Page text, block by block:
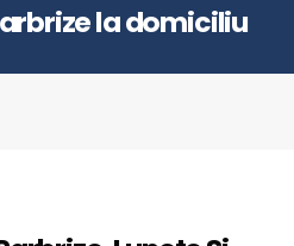
la domiciliu